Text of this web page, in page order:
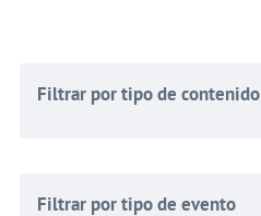
Filtrar por tipo de contenido
Filtrar por tipo de evento